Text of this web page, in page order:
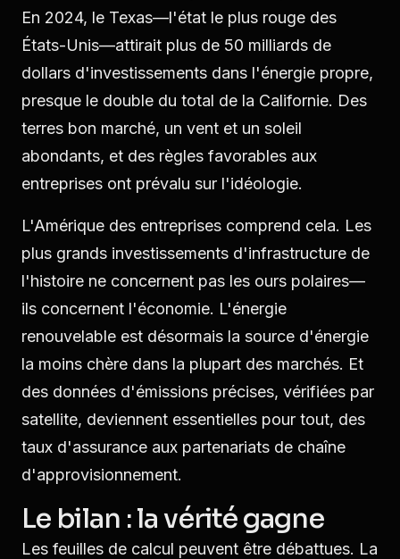
En 2024, le Texas—l'état le plus rouge des
États-Unis—attirait plus de 50 milliards de
dollars d'investissements dans l'énergie propre,
presque le double du total de la Californie. Des
terres bon marché, un vent et un soleil
abondants, et des règles favorables aux
entreprises ont prévalu sur l'idéologie.
L'Amérique des entreprises comprend cela. Les
plus grands investissements d'infrastructure de
l'histoire ne concernent pas les ours polaires—
ils concernent l'économie. L'énergie
renouvelable est désormais la source d'énergie
la moins chère dans la plupart des marchés. Et
des données d'émissions précises, vérifiées par
satellite, deviennent essentielles pour tout, des
taux d'assurance aux partenariats de chaîne
d'approvisionnement.
Le bilan : la vérité gagne
Les feuilles de calcul peuvent être débattues. La